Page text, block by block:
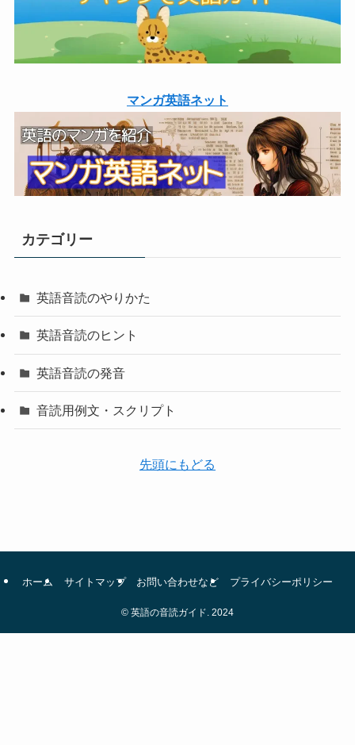
マンガ英語ネット
カテゴリー
英語音読のやりかた
英語音読のヒント
英語音読の発音
音読用例文・スクリプト
先頭にもどる
ホーム サイトマップ お問い合わせなど プライバシーポリシー
© 英語の音読ガイド. 2024